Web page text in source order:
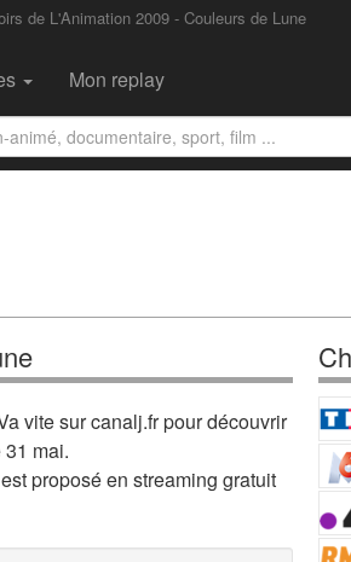
de L'Animation 2009 - Couleurs de Lune
Mon replay
vite sur canalj.fr pour découvrir
mai.
est proposé en streaming gratuit